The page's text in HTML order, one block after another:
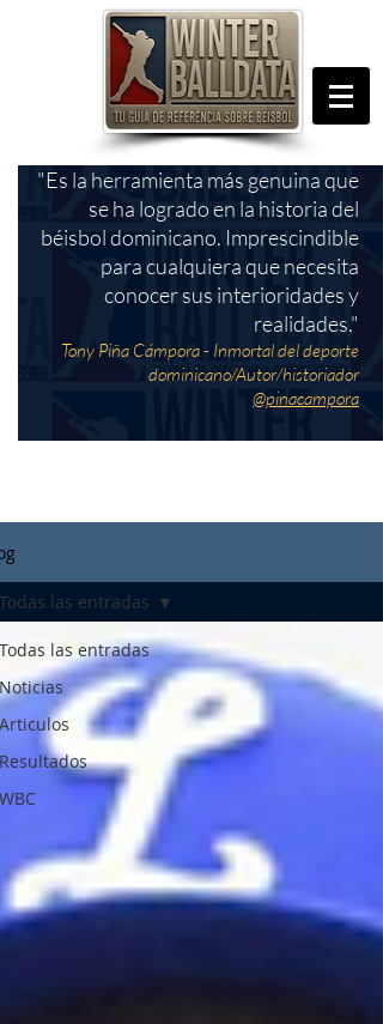
"Es la herramienta más genuina que
se ha logrado en la historia del
béisbol dominicano. Imprescindible
para cualquiera que necesita
conocer sus interioridades y
realidades."
Tony Piña Cámpora - Inmortal del deporte
dominicano/Autor/historiador
@pinacampora
Todas las entradas
Noticias
Articulos
Resultados
WBC
Todas las entradas